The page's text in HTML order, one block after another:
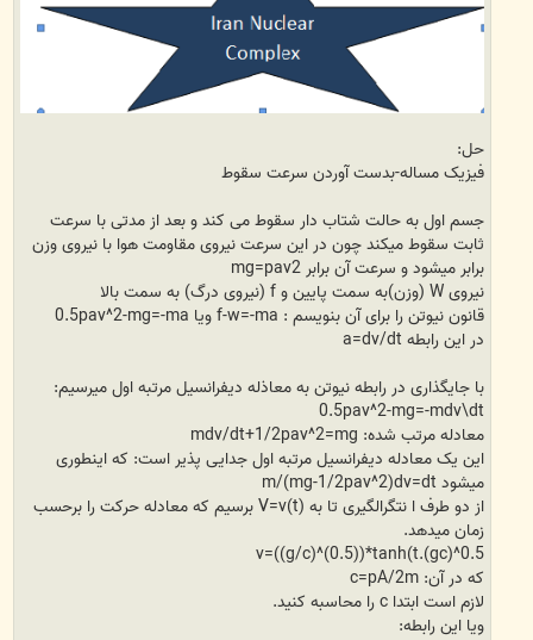
حل:
فیزیک مساله-بدست آوردن سرعت سقوط
جسم اول به حالت شتاب دار سقوط می کند و بعد از مدتی با سرعت
ثابت سقوط میکند چون در این سرعت نیروی مقاومت هوا با نیروی وزن
برابر میشود و سرعت آن برابر mg=pav2
نیروی W (وزن)به سمت پایین و f (نیروی درگ) به سمت بالا
قانون نیوتن را برای آن بنویسم : f-w=-ma ویا 0.5pav^2-mg=-ma
در این رابطه a=dv/dt
با جایگذاری در رابطه نیوتن به معاذله دیفرانسیل مرتبه اول میرسیم:
0.5pav^2-mg=-mdv\dt
معادله مرتب شده: mdv/dt+1/2pav^2=mg
این یک معادله دیفرانسیل مرتبه اول جدایی پذیر است: که اینطوری
میشود m/(mg-1/2pav^2)dv=dt
از دو طرف ا نتگرالگیری تا به V=v(t) برسیم که معادله حرکت را برحسب
زمان میدهد.
v=((g/c)^(0.5))*tanh(t.(gc)^0.5
که در آن: c=pA/2m
لازم است ابتدا c را محاسبه کنید.
ویا این رابطه: